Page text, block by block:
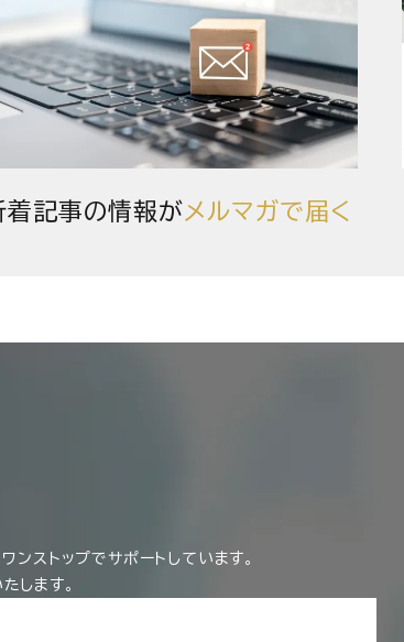
着記事の情報がメルマガで届く
ンストップでサポートしています。
します。